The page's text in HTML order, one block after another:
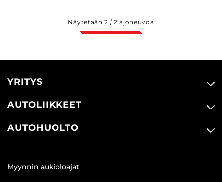
Näytetään2 /2 ajoneuvoa
YRITYS
AUTOLIIKKEET
AUTOHUOLTO
Myynnin aukioloajat